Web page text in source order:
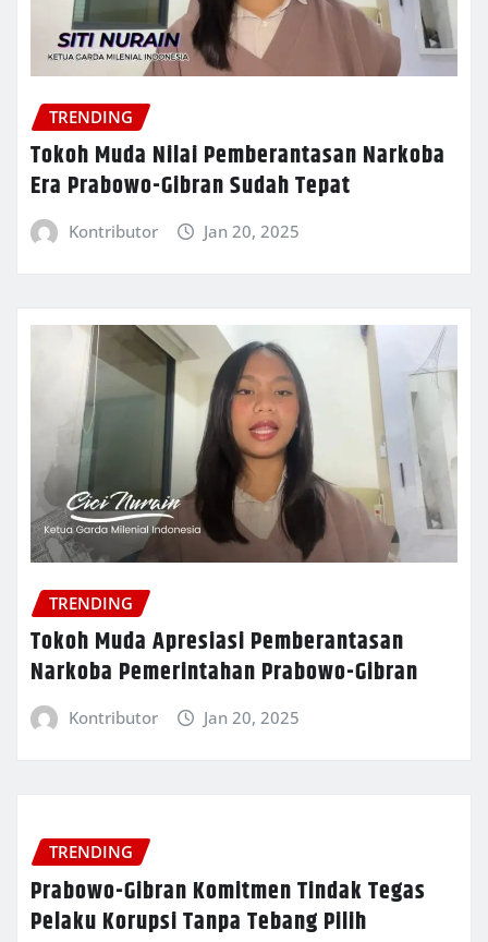
TRENDING
Tokoh Muda Nilai Pemberantasan Narkoba
Era Prabowo-Gibran Sudah Tepat
Kontributor Jan 20, 2025
TRENDING
Tokoh Muda Apresiasi Pemberantasan
Narkoba Pemerintahan Prabowo-Gibran
Kontributor Jan 20, 2025
TRENDING
Prabowo-Gibran Komitmen Tindak Tegas
Pelaku Korupsi Tanpa Tebang Pilih